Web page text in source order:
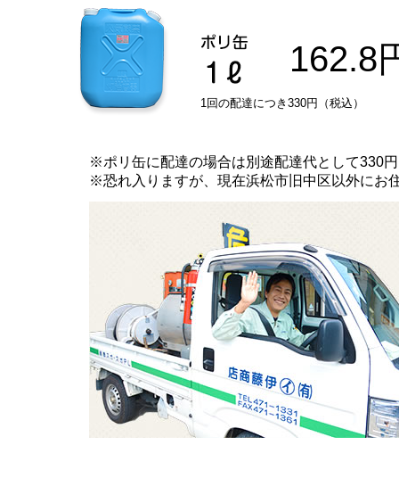
162.8
1回の配達につき330円（税込）
※ポリ缶に配達の場合は別途配達代として330
※恐れ入りますが、現在浜松市旧中区以外にお